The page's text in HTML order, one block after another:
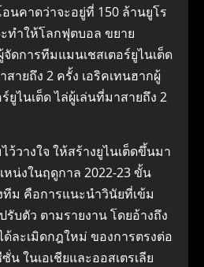
นคาดว่าจะอยู่ที่ 150 ล้านยูโร
ทำให้โลกฟุตบอล ขยาย
ดการทีมแมนเชสเตอร์ยูไนเต็ด
ายถึง 2 ครั้ง เอริคเทนฮากผู้
ยูไนเต็ด ไล่ผู้เล่นที่มาสายถึง 2
ว้วางใจ ให้สร้างยูไนเต็ดขึ้นมา
น่งในฤดูกาล 2022-23 ขั้น
ม คือการแนะนำวินัยที่เข้ม
บตัว ตามรายงาน โดยอ้างถึง
ละเมิดกฎใหม่ ของการตรงต่อ
น ในเอเชียและออสเตรเลีย